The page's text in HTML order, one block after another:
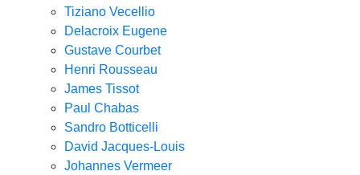
Tiziano Vecellio
Delacroix Eugene
Gustave Courbet
Henri Rousseau
James Tissot
Paul Chabas
Sandro Botticelli
David Jacques-Louis
Johannes Vermeer